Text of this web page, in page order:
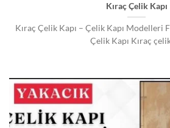
Kıraç Çelik Kapı
Kıraç Çelik Kapı – Çelik Kapı Modelleri
Çelik Kapı Kıraç